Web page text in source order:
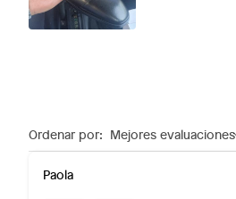
Ordenar por: Mejores evaluaciones
Paola